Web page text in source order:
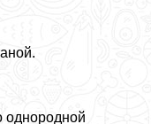
однородной